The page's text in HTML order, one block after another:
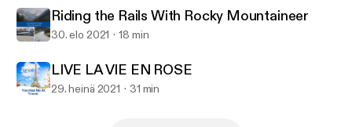
Riding the Rails With Rocky Mountaineer
30. elo 2021 18 min
LIVE LA VIE EN ROSE
29. heinä 2021 31 min